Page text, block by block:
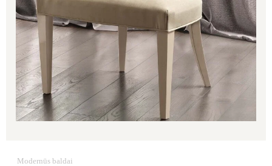
Modernūs baldai